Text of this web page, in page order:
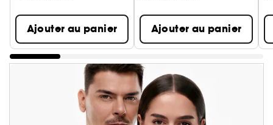
Ajouter au panier Ajouter au panier